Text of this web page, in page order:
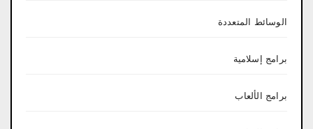
الوسائط المتعددة
برامج إسلامية
برامج الألعاب